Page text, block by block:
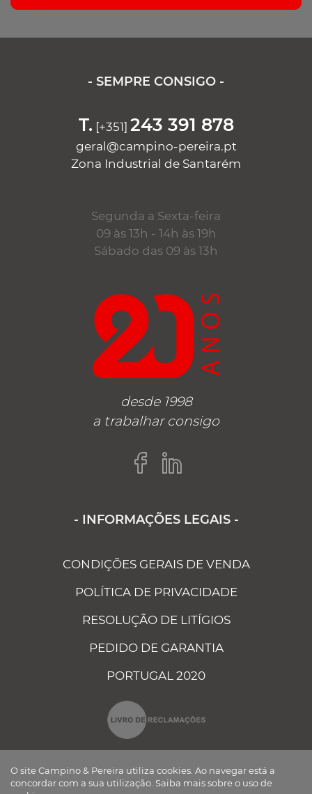
- SEMPRE CONSIGO -
T. [+351] 243 391 878
geral@campino-pereira.pt
Zona Industrial de Santarém
Segunda a Sexta-feira
09 às 13h - 14h às 19h
Sábado das 09 às 13h
desde 1998
a trabalhar consigo
- INFORMAÇÕES LEGAIS -
CONDIÇÕES GERAIS DE VENDA
POLÍTICA DE PRIVACIDADE
RESOLUÇÃO DE LITÍGIOS
PEDIDO DE GARANTIA
PORTUGAL 2020
O site Campino & Pereira utiliza cookies. Ao navegar está a
concordar com a sua utilização. Saiba mais sobre o uso de